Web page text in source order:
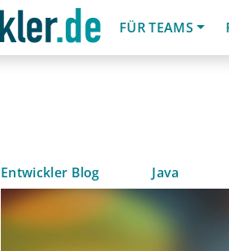
FÜR TEAMS
Entwickler Blog Java